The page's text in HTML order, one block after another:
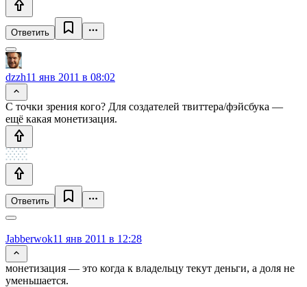
Ответить
dzzh11 янв 2011 в 08:02
С точки зрения кого? Для создателей твиттера/фэйсбука —
ещё какая монетизация.
Ответить
Jabberwok11 янв 2011 в 12:28
монетизация — это когда к владельцу текут деньги, а доля не
уменьшается.